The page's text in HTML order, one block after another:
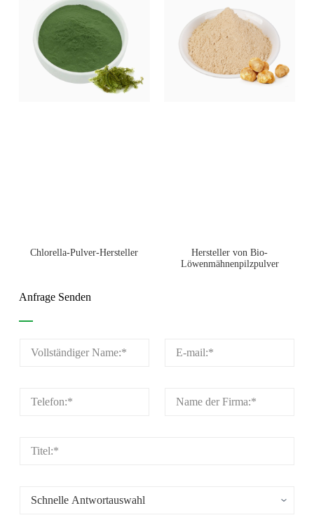
Chlorella-Pulver-Hersteller
Hersteller von Bio-
Löwenmähnenpilzpulver
Anfrage Senden